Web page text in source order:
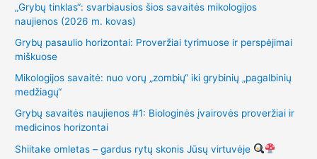
„Grybų tinklas“: svarbiausios šios savaitės mikologijos
naujienos (2026 m. kovas)
Grybų pasaulio horizontai: Proveržiai tyrimuose ir perspėjimai
miškuose
Mikologijos savaitė: nuo vorų „zombių“ iki grybinių „pagalbinių
medžiagų“
Grybų savaitės naujienos #1: Biologinės įvairovės proveržiai ir
medicinos horizontai
Shiitake omletas – gardus rytų skonis Jūsų virtuvėje